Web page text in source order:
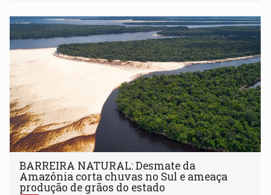
BARREIRA NATURAL: Desmate da
Amazônia corta chuvas no Sul e ameaça
produção de grãos do estado